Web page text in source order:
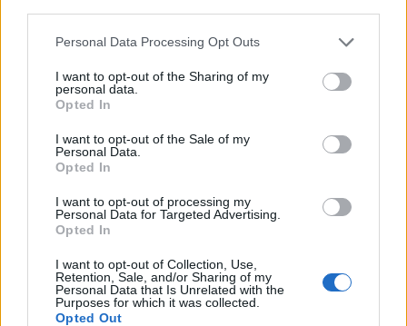
Personal Data Processing Opt Outs
I want to opt-out of the Sharing of my
personal data.
Opted In
I want to opt-out of the Sale of my
Personal Data.
Opted In
I want to opt-out of processing my
Personal Data for Targeted Advertising.
Opted In
I want to opt-out of Collection, Use,
Retention, Sale, and/or Sharing of my
Personal Data that Is Unrelated with the
Purposes for which it was collected.
Opted Out
σε 843 μέσα ενημέρωσης-
Ξεκίνησε το πενταετές
πρόγραμμα ενίσχυσης του
Media: Με ενίσχυση 8 εκατ.
ξεκίνησε το πρόγραμμα
στήριξης- Κάλυψη εισφορών
IAB Hellas: Νέα Διοικούσα Επιτροπή και νέο Διοικητικό Συμβούλιο -
Πρόεδρος ο Γαληνός Γιαγλής
Νέο Audi A2 e-tron με στόχο
την κορυφή της
αποδοτικότητας
Η Chery επενδύει 75 εκατ.
δολάρια στην KG Mobility